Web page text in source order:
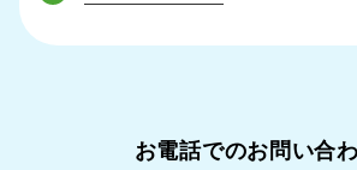
お電話でのお問い合